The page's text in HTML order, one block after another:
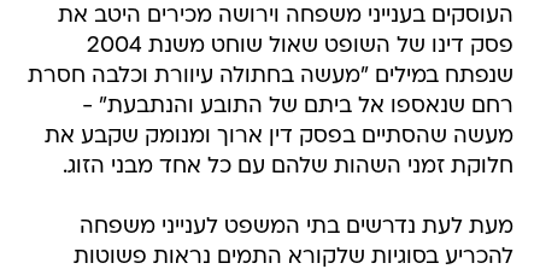
העוסקים בענייני משפחה וירושה מכירים היטב את
פסק דינו של השופט שאול שוחט משנת 2004
שנפתח במילים "מעשה בחתולה עיוורת וכלבה חסרת
רחם שנאספו אל ביתם של התובע והנתבעת" -
מעשה שהסתיים בפסק דין ארוך ומנומק שקבע את
חלוקת זמני השהות שלהם עם כל אחד מבני הזוג.
מעת לעת נדרשים בתי המשפט לענייני משפחה
להכריע בסוגיות שלקורא התמים נראות פשוטות